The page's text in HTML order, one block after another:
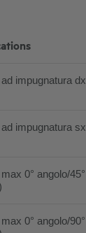
impugnatura dx
impugnatura sx
0° angolo/45°
0° angolo/90°